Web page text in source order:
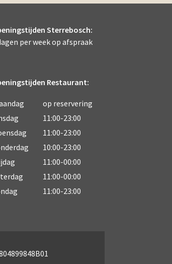
Sterrebosch:
per week op afspraak
Restaurant:
op reservering
11:00-23:00
11:00-23:00
10:00-23:00
11:00-00:00
11:00-00:00
11:00-23:00